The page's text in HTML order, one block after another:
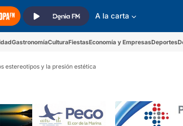
A la carta
GastronomíaCulturaFiestasEconomía y EmpresasDeportes
estereotipos y la presión estética